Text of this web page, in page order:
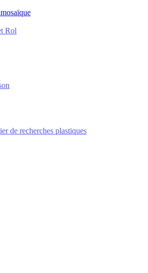
Rol
de recherches plastiques